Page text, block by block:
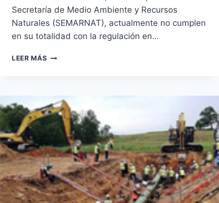
Secretaría de Medio Ambiente y Recursos
Naturales (SEMARNAT), actualmente no cumplen
en su totalidad con la regulación en…
LEER MÁS BOSQUES